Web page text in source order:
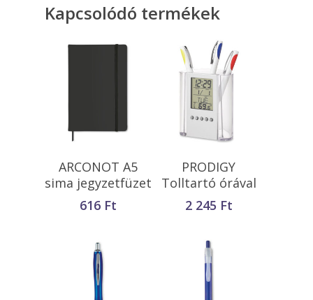
Kapcsolódó termékek
Opciók Választása
ARCONOT A5
sima jegyzetfüzet
616 Ft
Kosárba
Teszem
PRODIGY
Tolltartó órával
2 245 Ft